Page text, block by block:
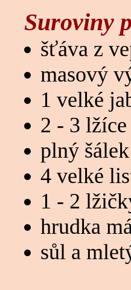
Suroviny
šťáva z
masový
1 velké
2 - 3
plný
4 velké
1 - 2
hrudka
sůl a